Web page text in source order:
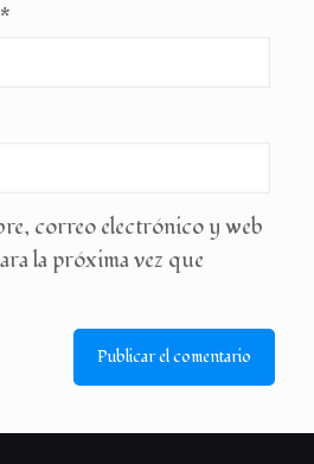
*
correo electrónico y web
la próxima vez que